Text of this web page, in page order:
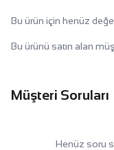
Bu ürün için henüz
Bu ürünü satın alan
Müşteri Soruları
Henüz soru